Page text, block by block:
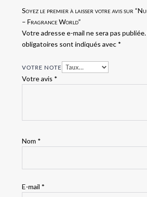
Soyez le premier à laisser votre avis sur
– Fragrance World”
Votre adresse e-mail ne sera pas publiée.
obligatoires sont indiqués avec *
VOTRE NOTE
Votre avis *
Nom *
E-mail *